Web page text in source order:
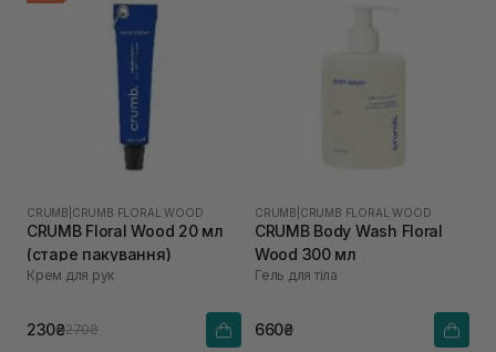
CRUMB CRUMB FLORAL WOOD
CRUMB Floral Wood 20 мл
(старе пакування)
Крем для рук
230₴270₴
CRUMB CRUMB FLORAL WOOD
CRUMB Body Wash Floral
Wood 300 мл
Гель для тіла
660₴